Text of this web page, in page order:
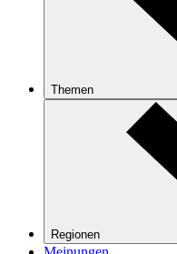
Themen
Regionen